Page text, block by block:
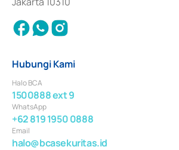
Hubungi Kami
Halo BCA
1500888 ext 9
WhatsApp
+62 819 1950 0888
Email
halo@bcasekuritas.id